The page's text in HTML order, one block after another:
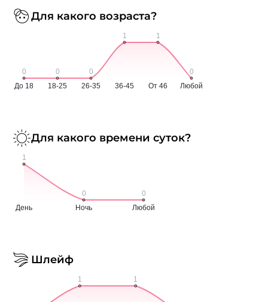
Для какого возраста?
Для какого времени суток?
Шлейф